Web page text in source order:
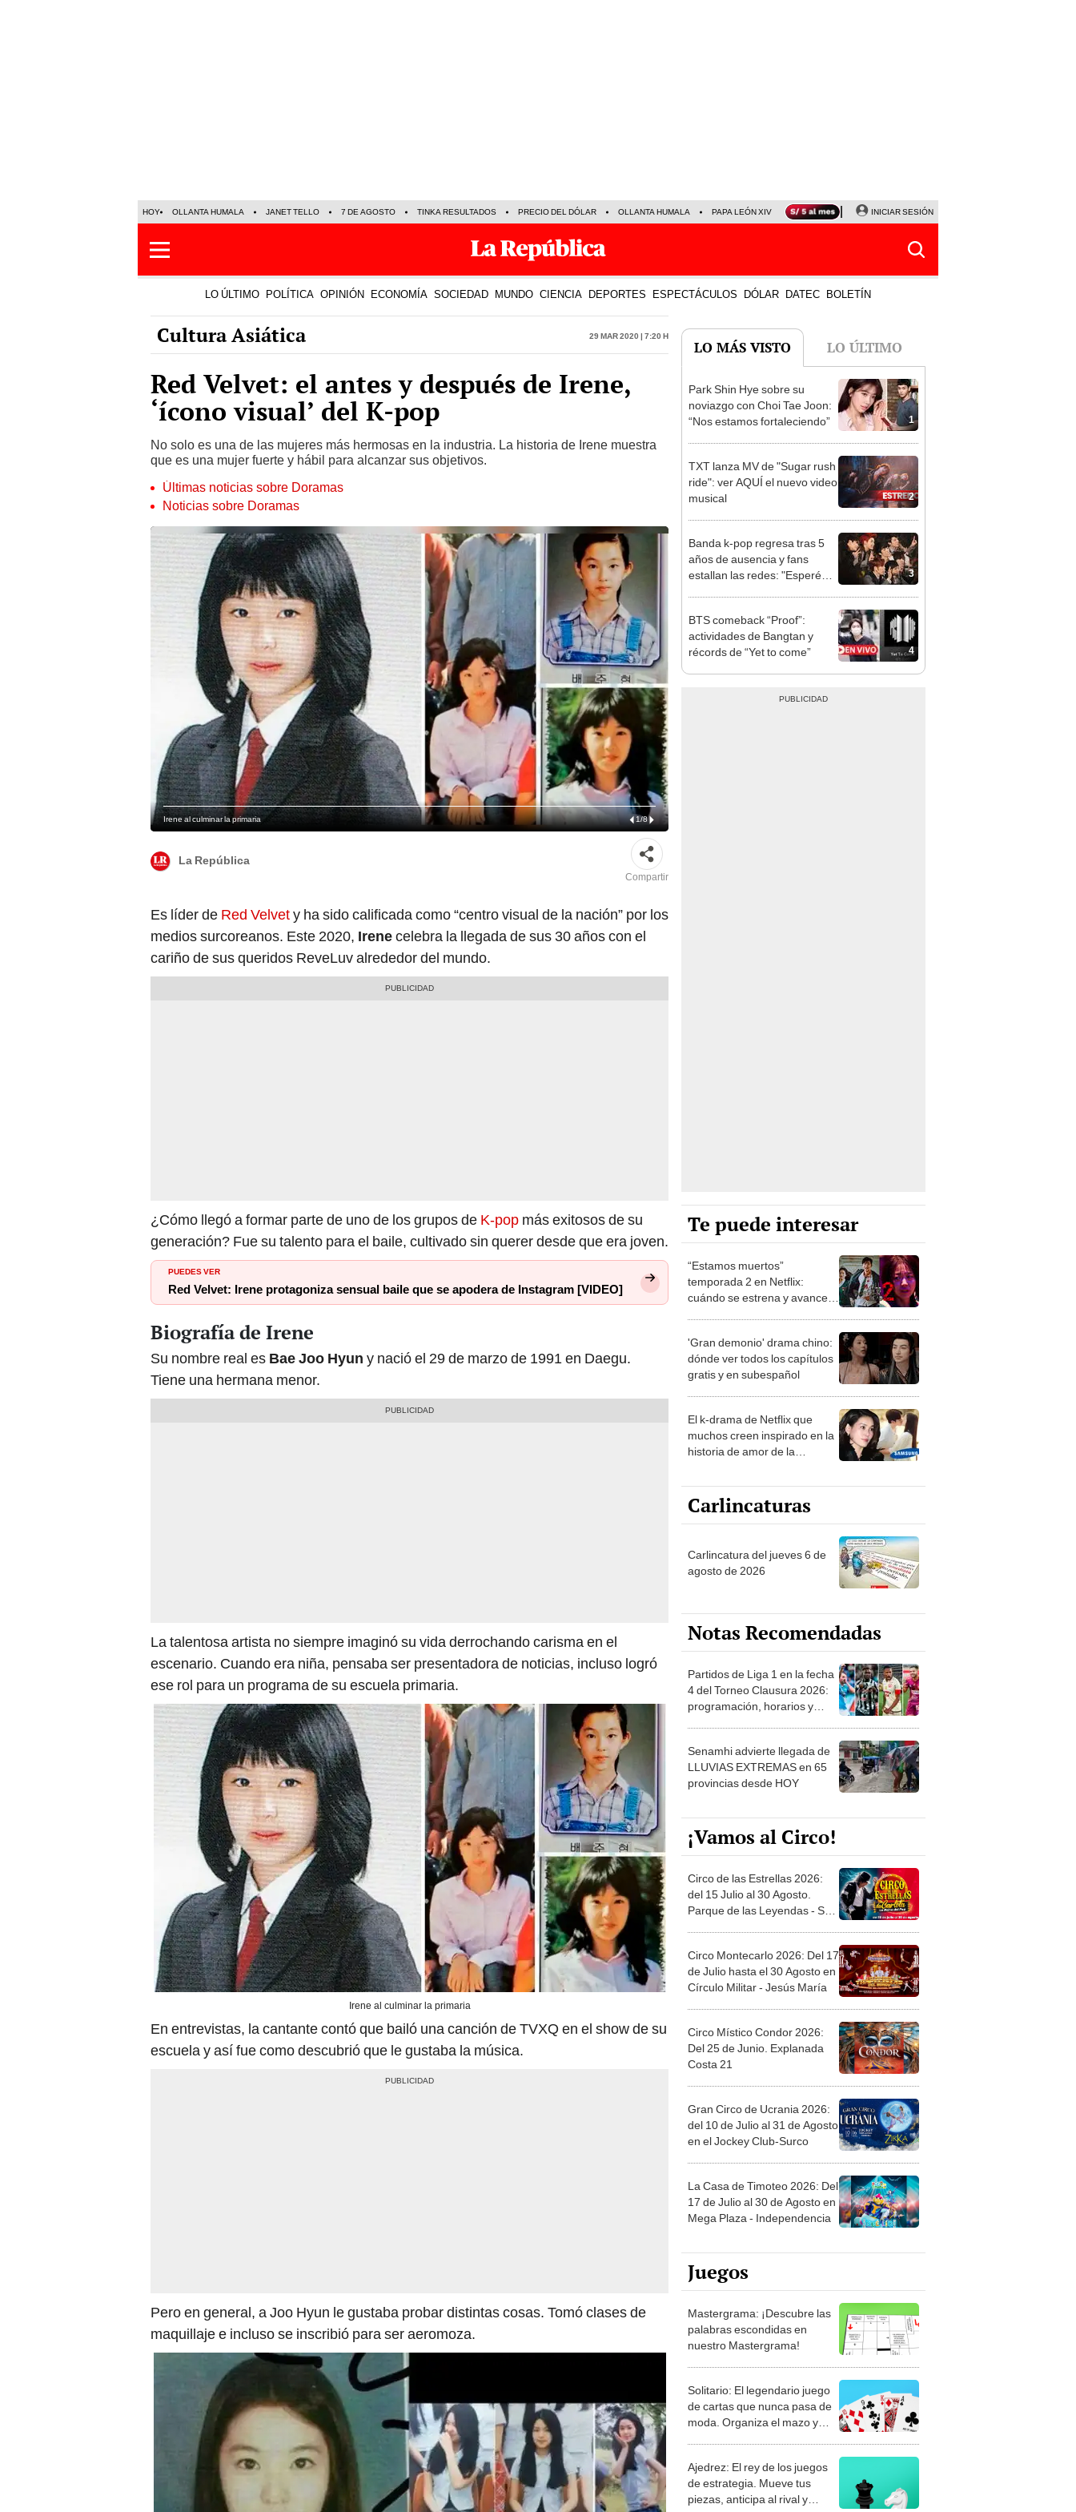
HOY OLLANTA HUMALA JANET TELLO 7 DE AGOSTO TINKA RESULTADOS PRECIO DEL DÓLAR OLLANTA HUMALA PAPA LEÓN XIV NALDY SALDAÑA LA BELLA LUZ
INICIAR SESIÓN
LO ÚLTIMO POLÍTICA OPINIÓN ECONOMÍA SOCIEDAD MUNDO CIENCIA DEPORTES ESPECTÁCULOS DÓLAR DATEC BOLETÍN
Cultura Asiática 29 Mar 2020 | 7:20 h
Red Velvet: el antes y después de Irene,
‘ícono visual’ del K-pop
No solo es una de las mujeres más hermosas en la industria. La historia de Irene muestra
que es una mujer fuerte y hábil para alcanzar sus objetivos.
Últimas noticias sobre Doramas
Noticias sobre Doramas
Irene al culminar la primaria 1/8
La República
Compartir
Es líder de Red Velvety ha sido calificada como “centro visual de la nación” por los
medios surcoreanos. Este 2020, Irenecelebra la llegada de sus 30 años con el
cariño de sus queridos ReveLuv alrededor del mundo.
¿Cómo llegó a formar parte de uno de los grupos de K-pop más exitosos de su
generación? Fue su talento para el baile, cultivado sin querer desde que era joven.
PUEDES VER
Red Velvet: Irene protagoniza sensual baile que se apodera de Instagram [VIDEO]
Biografía de Irene
Su nombre real es Bae Joo Hyun y nació el 29 de marzo de 1991 en Daegu.
Tiene una hermana menor.
La talentosa artista no siempre imaginó su vida derrochando carisma en el
escenario. Cuando era niña, pensaba ser presentadora de noticias, incluso logró
ese rol para un programa de su escuela primaria.
Irene al culminar la primaria
En entrevistas, la cantante contó que bailó una canción de TVXQ en el show de su
escuela y así fue como descubrió que le gustaba la música.
Pero en general, a Joo Hyun le gustaba probar distintas cosas. Tomó clases de
maquillaje e incluso se inscribió para ser aeromoza.
LO MÁS VISTO LO ÚLTIMO
1
Park Shin Hye sobre su
noviazgo con Choi Tae Joon:
“Nos estamos fortaleciendo”
2
TXT lanza MV de "Sugar rush
ride": ver AQUÍ el nuevo video
musical
3
Banda k-pop regresa tras 5
años de ausencia y fans
estallan las redes: "Esperé
4
BTS comeback “Proof”:
actividades de Bangtan y
récords de “Yet to come”
Te puede interesar
“Estamos muertos”
temporada 2 en Netflix:
cuándo se estrena y avances
'Gran demonio' drama chino:
dónde ver todos los capítulos
gratis y en subespañol
El k-drama de Netflix que
muchos creen inspirado en la
historia de amor de la
Carlincaturas
Carlincatura del jueves 6 de
agosto de 2026
Notas Recomendadas
Partidos de Liga 1 en la fecha
4 del Torneo Clausura 2026:
programación, horarios y
Senamhi advierte llegada de
LLUVIAS EXTREMAS en 65
provincias desde HOY
¡Vamos al Circo!
Circo de las Estrellas 2026:
del 15 Julio al 30 Agosto.
Parque de las Leyendas - San
Circo Montecarlo 2026: Del 17
de Julio hasta el 30 Agosto en
Círculo Militar - Jesús María
Circo Místico Condor 2026:
Del 25 de Junio. Explanada
Costa 21
Gran Circo de Ucrania 2026:
del 10 de Julio al 31 de Agosto
en el Jockey Club-Surco
La Casa de Timoteo 2026: Del
17 de Julio al 30 de Agosto en
Mega Plaza - Independencia
Juegos
Mastergrama: ¡Descubre las
palabras escondidas en
nuestro Mastergrama!
Solitario: El legendario juego
de cartas que nunca pasa de
moda. Organiza el mazo y
Ajedrez: El rey de los juegos
de estrategia. Mueve tus
piezas, anticipa al rival y